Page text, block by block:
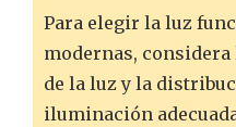
Para elegir la luz
modernas,
de la luz y la
iluminación